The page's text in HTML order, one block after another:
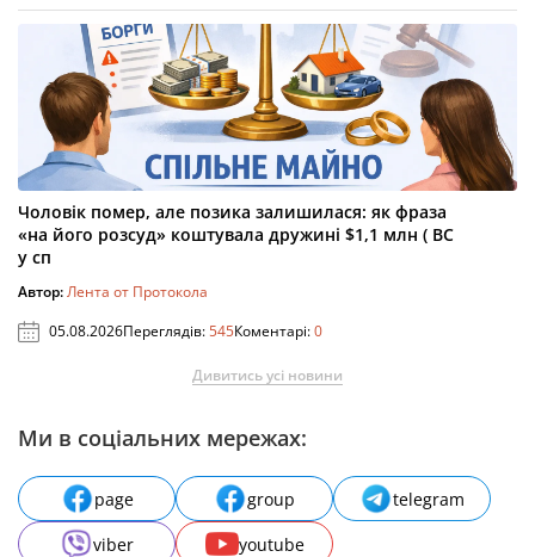
Чоловік помер, але позика залишилася: як фраза
«на його розсуд» коштувала дружині $1,1 млн ( ВС
у сп
Автор:Лента от Протокола
05.08.2026Переглядів:545Коментарі:0
Дивитись усі новини
Ми в соціальних мережах:
page group
telegram
viber
youtube